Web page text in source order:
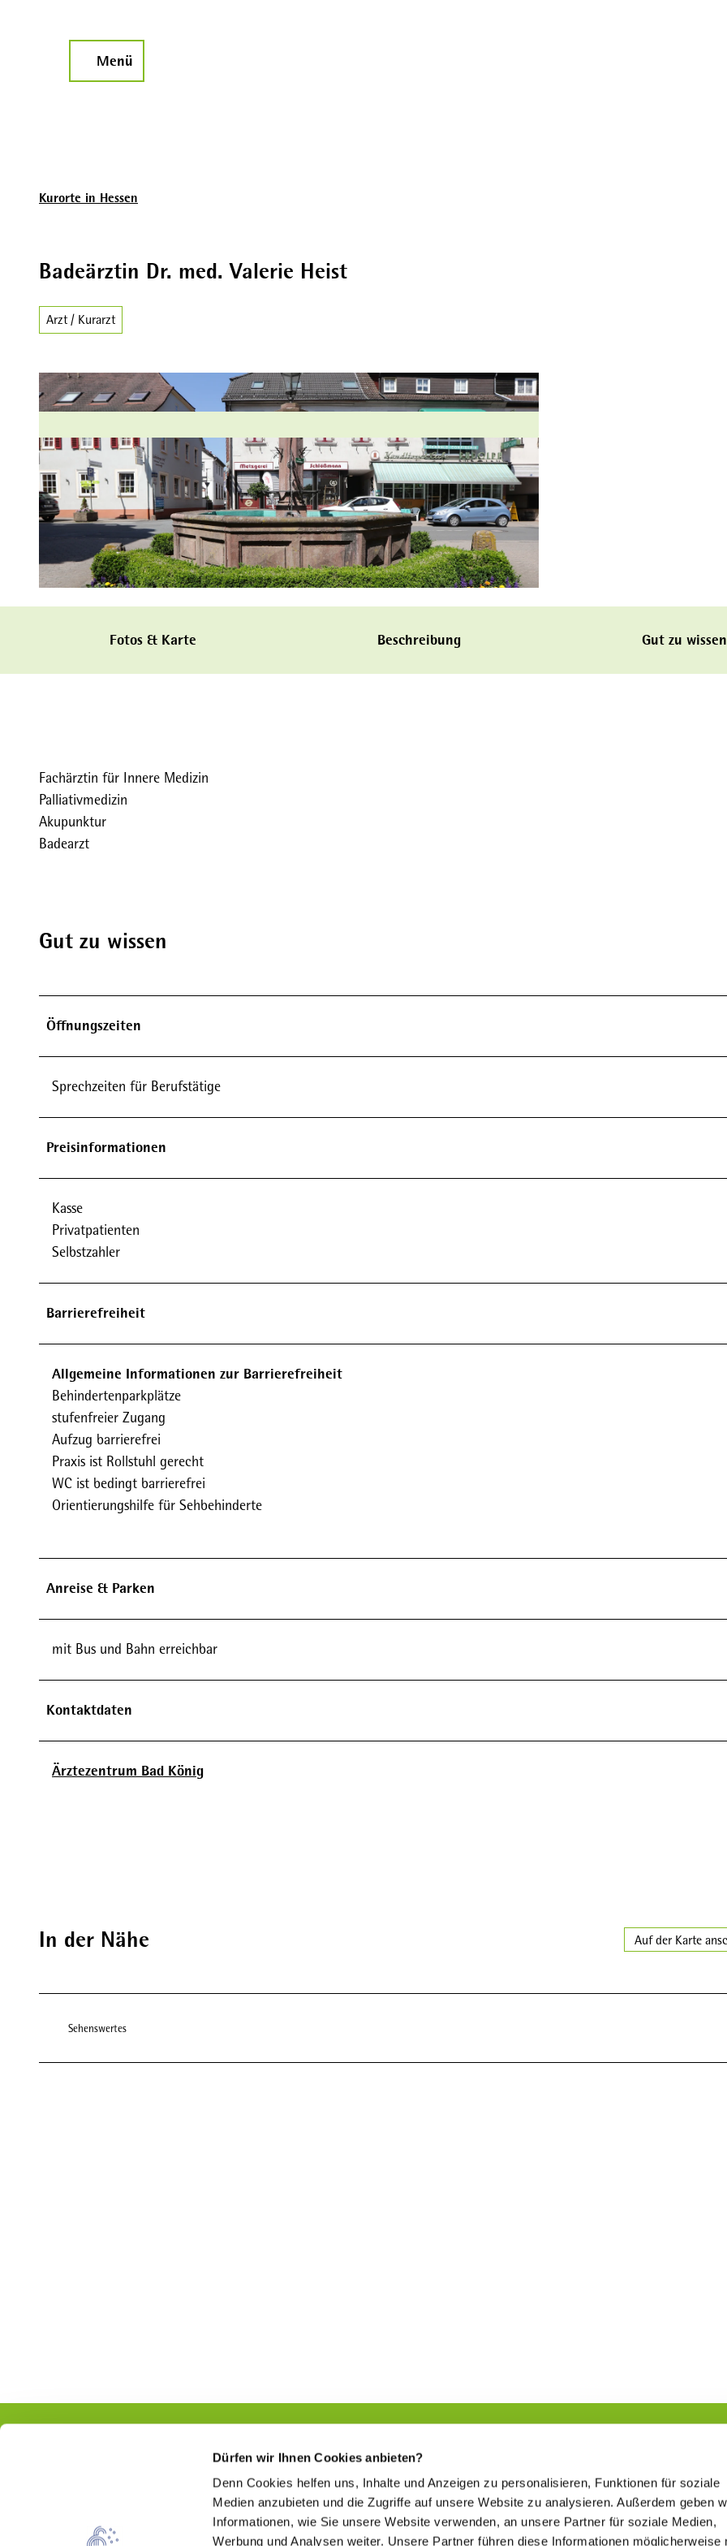
Dürfen wir Ihnen Cookies anbieten?
Denn Cookies helfen uns, Inhalte und Anzeigen zu personalisieren, Funktionen für soziale
Medien anzubieten und die Zugriffe auf unsere Website zu analysieren. Außerdem geben
Informationen, wie Sie unsere Website verwenden, an unsere Partner für soziale Medien,
Werbung und Analysen weiter. Unsere Partner führen diese Informationen möglicherweise
Menü
Kurorte in Hessen
Badeärztin Dr. med. Valerie Heist
Arzt / Kurarzt
Fotos & Karte Beschreibung Gut zu wissen
Fachärztin für Innere Medizin
Palliativmedizin
Akupunktur
Badearzt
Gut zu wissen
Öffnungszeiten
Sprechzeiten für Berufstätige
Preisinformationen
Kasse
Privatpatienten
Selbstzahler
Barrierefreiheit
Allgemeine Informationen zur Barrierefreiheit
Behindertenparkplätze
stufenfreier Zugang
Aufzug barrierefrei
Praxis ist Rollstuhl gerecht
WC ist bedingt barrierefrei
Orientierungshilfe für Sehbehinderte
Anreise & Parken
mit Bus und Bahn erreichbar
Kontaktdaten
Ärztezentrum Bad König
In der Nähe Auf der Karte
Sehenswertes
Hessischer Heilbäderverband e.V.
Sich etwas Gutes tun
www.kur-in-hessen.de